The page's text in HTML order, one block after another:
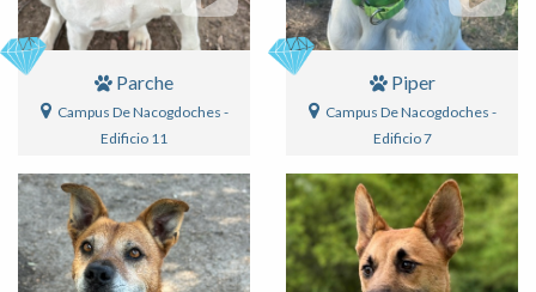
Parche
Campus De Nacogdoches -
Edificio 11
Piper
Campus De Nacogdoches -
Edificio 7